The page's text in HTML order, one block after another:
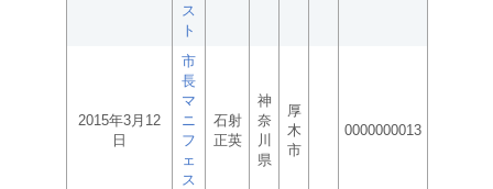
ス
ト
2015年3月12
日
市
長
マ
ニ
フ
ェ
ス
石射
正英
神
奈
川
県
厚
木
市
0000000013